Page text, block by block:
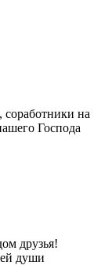
соработники на
Господа
друзья!
души